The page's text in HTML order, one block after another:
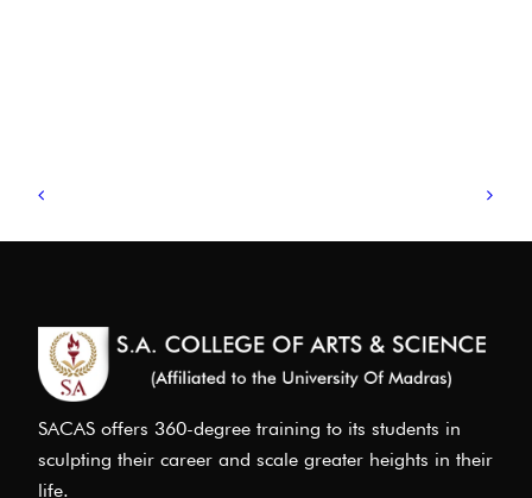
SACAS offers 360-degree training to its students in
sculpting their career and scale greater heights in their
life.